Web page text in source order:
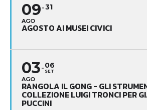
09
AGO
31
AGOSTO AI MUSEI CIVICI
03
AGO
06
SET
RANGOLA IL GONG - GLI
COLLEZIONE LUIGI TRONCI PER
PUCCINI